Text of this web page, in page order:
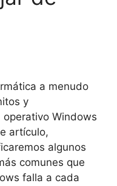
a menudo
y
Windows
artículo,
algunos
comunes que
falla a cada